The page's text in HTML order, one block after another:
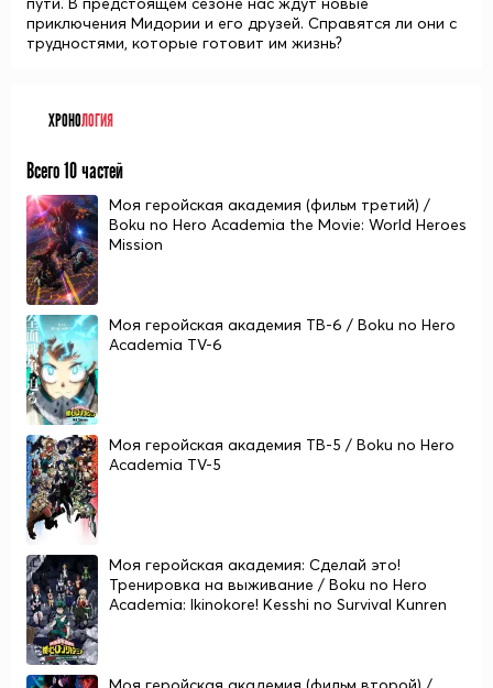
приключения Мидории и его друзей. Справятся ли они с
трудностями, которые готовит им жизнь?
ХРОНОЛОГИЯ
Всего 10 частей
Моя геройская академия (фильм третий) /
Boku no Hero Academia the Movie: World Heroes
Mission
Моя геройская академия ТВ-6 / Boku no Hero
Academia TV-6
Моя геройская академия ТВ-5 / Boku no Hero
Academia TV-5
Моя геройская академия: Сделай это!
Тренировка на выживание / Boku no Hero
Academia: Ikinokore! Kesshi no Survival Kunren